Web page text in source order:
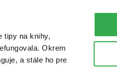
tipy na knihy,
Okrem
a stále ho pre